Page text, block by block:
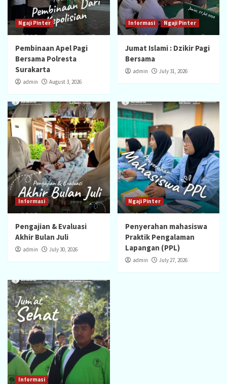
Ngaji Pinter
Pembinaan Apel Pagi
Bersama Polresta
Surakarta
admin August 3, 2026
Informasi Ngaji Pinter
Jumat Islami : Dzikir Pagi
Bersama
admin July 31, 2026
Informasi
Pengajian & Evaluasi
Akhir Bulan Juli
admin July 30, 2026
Ngaji Pinter
Penyerahan mahasiswa
Praktik Pengalaman
Lapangan (PPL)
admin July 27, 2026
Informasi